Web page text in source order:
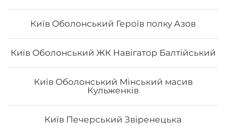
Київ Оболонський Героїв полку Азов
Київ Оболонський ЖК Навігатор Балтійський
Київ Оболонський Мінський масив
Кульженків
Київ Печерський Звіренецька
Сет "Від Шефа 50/50"